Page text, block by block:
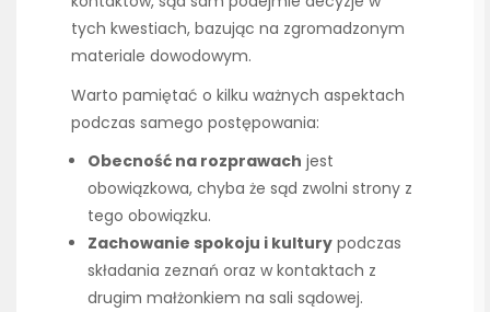
tych kwestiach, bazując na zgromadzonym
materiale dowodowym.
Warto pamiętać o kilku ważnych aspektach
podczas samego postępowania:
Obecność na rozprawach jest
obowiązkowa, chyba że sąd zwolni strony z
tego obowiązku.
Zachowanie spokoju i kultury podczas
składania zeznań oraz w kontaktach z
drugim małżonkiem na sali sądowej.